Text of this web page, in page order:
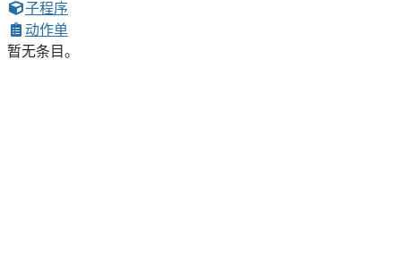
子程序
动作单
暂无条目。